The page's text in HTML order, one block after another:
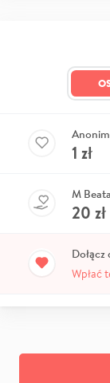
1 zł
M Beata
20 zł
Wpłać